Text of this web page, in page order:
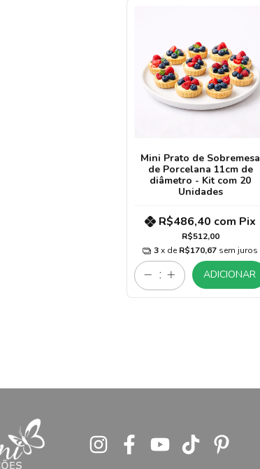
Mini Prato de Sobremesa
de Porcelana 11cm de
diâmetro - Kit com 20
Unidades
R$512,00
R$486,40 com Pix
3x de R$170,67 sem juros
ADICIONAR